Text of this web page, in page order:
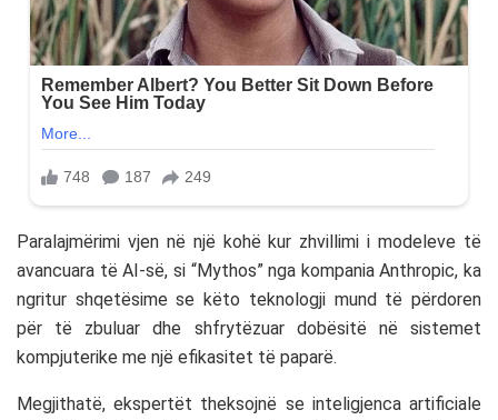
Paralajmërimi vjen në një kohë kur zhvillimi i modeleve të
avancuara të AI-së, si “Mythos” nga kompaniaAnthropic, ka
ngritur shqetësime se këto teknologji mund të përdoren
për të zbuluar dhe shfrytëzuar dobësitë në sistemet
kompjuterike me një efikasitet të paparë.
Megjithatë, ekspertët theksojnë se inteligjenca artificiale